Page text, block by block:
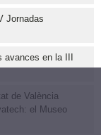
Jornadas
en la III
de València
el Museo